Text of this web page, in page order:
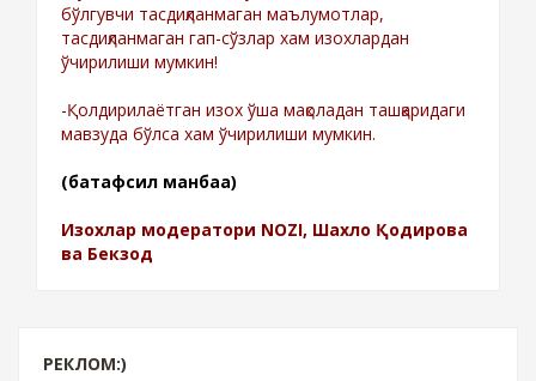
бўлгувчи тасдиқланмаган маълумотлар,
тасдиқланмаган гап-сўзлар хам изохлардан
ўчирилиши мумкин!
-Қолдирилаётган изох ўша мақоладан ташқаридаги
мавзуда бўлса хам ўчирилиши мумкин.
(батафсил манбаа)
Изохлар модератори NOZI, Шахло Қодирова
ва Бекзод
РЕКЛОМ:)